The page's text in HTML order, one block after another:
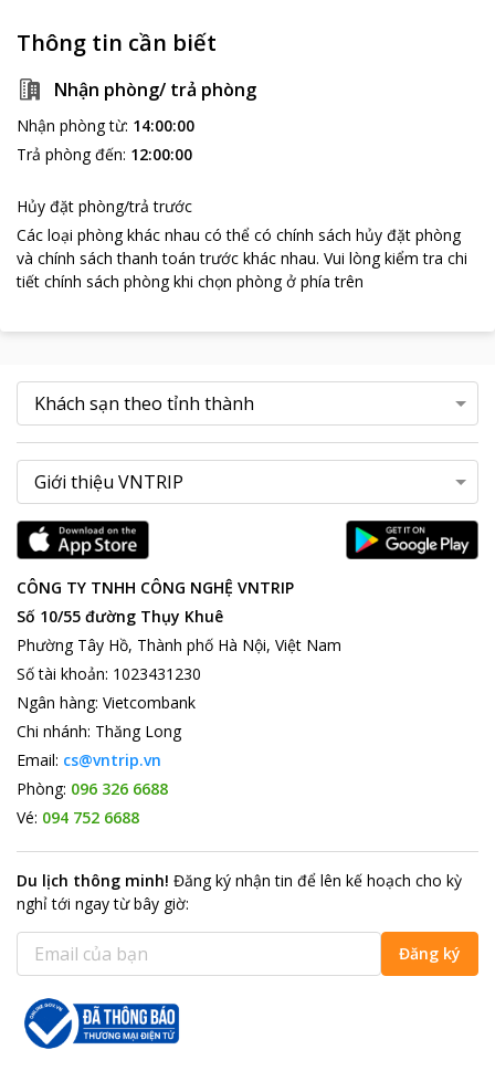
Khách sạn có chế độ đãi ngộ và giảm giá cho các đơn vị tổ chức
quý khách sẽ được tận hưởng một không gian như đang ở chính
ngôi nhà thân yêu của mình.
Với đội ngũ nhân viên lành nghề chuyên nghiệp và tận tình chu
đáo chắc chắn sẽ làm hài long quý khách. Khách sạn miền tây
và làm việc.
Thông tin cần biết
Nhận phòng/ trả phòng
Nhận phòng từ: 14:00:00
Trả phòng đến: 12:00:00
Hủy đặt phòng/trả trước
Các loại phòng khác nhau có thể có chính sách hủy đặt phòng
và chính sách thanh toán trước khác nhau. Vui lòng kiểm tra chi
tiết chính sách phòng khi chọn phòng ở phía trên
CÔNG TY TNHH CÔNG NGHỆ VNTRIP
Số 10/55 đường Thụy Khuê
Phường Tây Hồ, Thành phố Hà Nội, Việt Nam
Số tài khoản: 1023431230
Ngân hàng: Vietcombank
Chi nhánh: Thăng Long
Email: cs@vntrip.vn
Phòng: 096 326 6688
Vé: 094 752 6688
Du lịch thông minh! Đăng ký nhận tin để lên kế hoạch cho kỳ
nghỉ tới ngay từ bây giờ:
Đăng ký